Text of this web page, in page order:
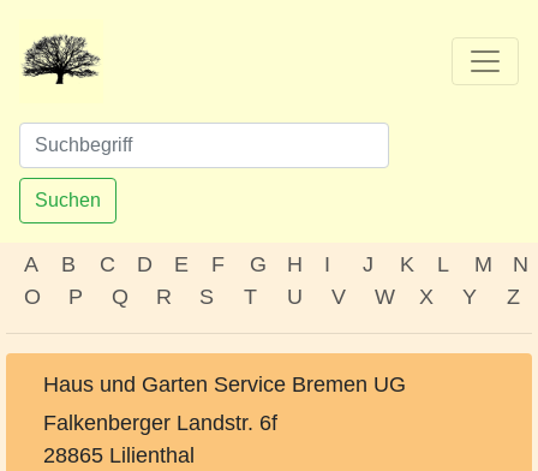
Suchen
A B C D E F G H I J K L M
N
O
P Q R S T U V W X Y Z
Haus und Garten Service Bremen UG
Falkenberger Landstr. 6f
28865 Lilienthal